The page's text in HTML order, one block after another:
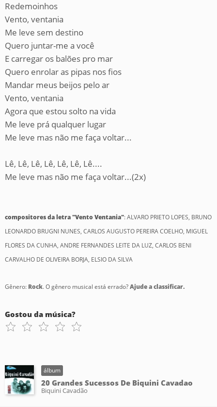
Redemoinhos
Vento, ventania
Me leve sem destino
Quero juntar-me a você
E carregar os balões pro mar
Quero enrolar as pipas nos fios
Mandar meus beijos pelo ar
Vento, ventania
Agora que estou solto na vida
Me leve prá qualquer lugar
Me leve mas não me faça voltar...
Lê, Lê, Lê, Lê, Lê, Lê, Lê....
Me leve mas não me faça voltar...(2x)
compositores da letra "Vento Ventania": ALVARO PRIETO LOPES, BRUNO
LEONARDO BRUGNI NUNES, CARLOS AUGUSTO PEREIRA COELHO, MIGUEL
FLORES DA CUNHA, ANDRE FERNANDES LEITE DA LUZ, CARLOS BENI
CARVALHO DE OLIVEIRA BORJA, ELSIO DA SILVA
Gênero: Rock. O gênero musical está errado?Ajude a classificar.
Gostou da música?
álbum
20 Grandes Sucessos De Biquini Cavadao
Biquini Cavadão